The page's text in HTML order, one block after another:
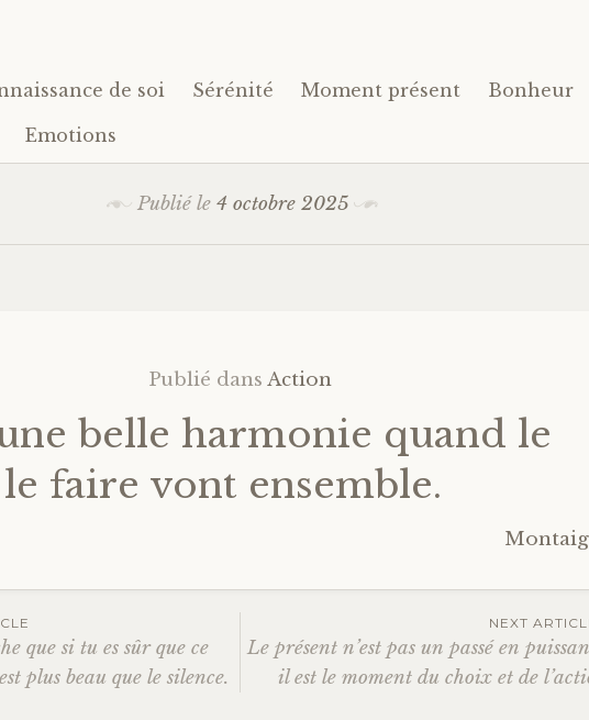
de soi Sérénité Moment présent Bonheur
Emotions
Publié le4 octobre 2025
Publié dans Action
belle harmonie quand le
faire vont ensemble.
que si tu es sûr que ce
plus beau que le silence.
NEXT
Le présent n’est pas un passé en
il est le moment du choix et de